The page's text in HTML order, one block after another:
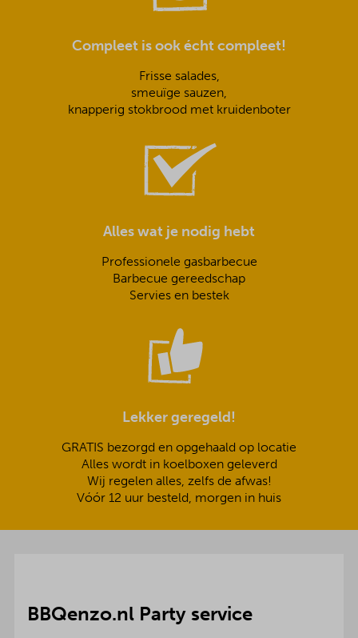
Compleet is ook écht compleet!
Frisse salades,
smeuïge sauzen,
knapperig stokbrood met kruidenboter
Alles wat je nodig hebt
Professionele gasbarbecue
Barbecue gereedschap
Servies en bestek
Lekker geregeld!
GRATIS bezorgd en opgehaald op locatie
Alles wordt in koelboxen geleverd
Wij regelen alles, zelfs de afwas!
Vóór 12 uur besteld, morgen in huis
BBQenzo.nl Party service